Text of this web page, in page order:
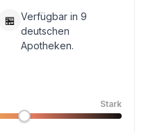
🏪 Verfügbar in 9
deutschen
Apotheken.
Stark